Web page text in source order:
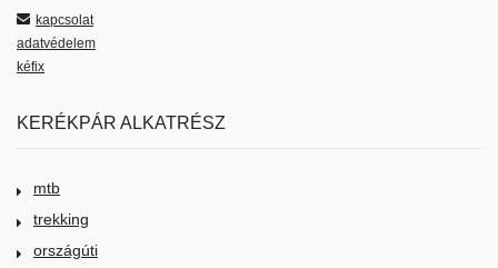
kapcsolat
adatvédelem
kéfix
KERÉKPÁR ALKATRÉSZ
mtb
trekking
országúti